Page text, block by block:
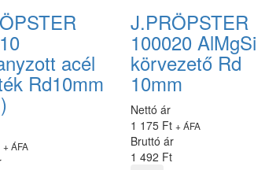
acél
Rd10mm
+ ÁFA
J.PRÖPSTER
100020 AlMgSi
körvezető Rd
10mm
Nettó ár
1 175 Ft + ÁFA
Bruttó ár
1 492 Ft